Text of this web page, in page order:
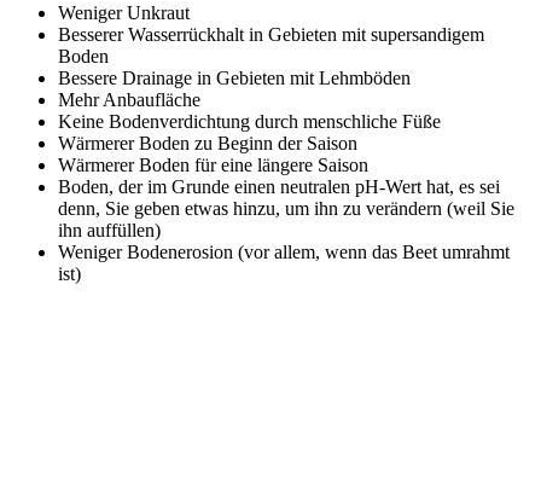
Weniger Unkraut
Besserer Wasserrückhalt in Gebieten mit supersandigem
Boden
Bessere Drainage in Gebieten mit Lehmböden
Mehr Anbaufläche
Keine Bodenverdichtung durch menschliche Füße
Wärmerer Boden zu Beginn der Saison
Wärmerer Boden für eine längere Saison
Boden, der im Grunde einen neutralen pH-Wert hat, es sei
denn, Sie geben etwas hinzu, um ihn zu verändern (weil Sie
ihn auffüllen)
Weniger Bodenerosion (vor allem, wenn das Beet umrahmt
ist)